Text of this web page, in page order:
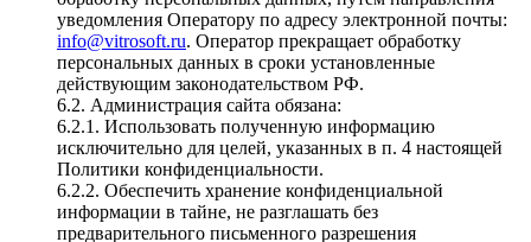
уведомления Оператору по адресу электронной почты:
info@vitrosoft.ru. Оператор прекращает обработку
персональных данных в сроки установленные
действующим законодательством РФ.
6.2. Администрация сайта обязана:
6.2.1. Использовать полученную информацию
исключительно для целей, указанных в п. 4 настоящей
Политики конфиденциальности.
6.2.2. Обеспечить хранение конфиденциальной
информации в тайне, не разглашать без
предварительного письменного разрешения